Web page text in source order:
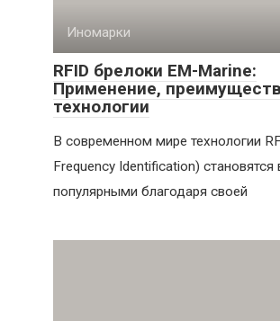
Иномарки
RFID брелоки EM-Marine:
Применение,
технологии
В современном мире технологии
Frequency Identification) становятся
популярными благодаря своей